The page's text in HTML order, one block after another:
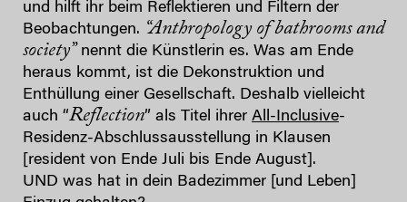
und hilft ihr beim Reflektieren und Filtern der
Beobachtungen. “Anthropology of bathrooms and
society” nennt die Künstlerin es. Was am Ende
heraus kommt, ist die Dekonstruktion und
Enthüllung einer Gesellschaft. Deshalb vielleicht
auch “Reflection” als Titel ihrer All-Inclusive-
Residenz-Abschlussausstellung in Klausen
[resident von Ende Juli bis Ende August].
UND was hat in dein Badezimmer [und Leben]